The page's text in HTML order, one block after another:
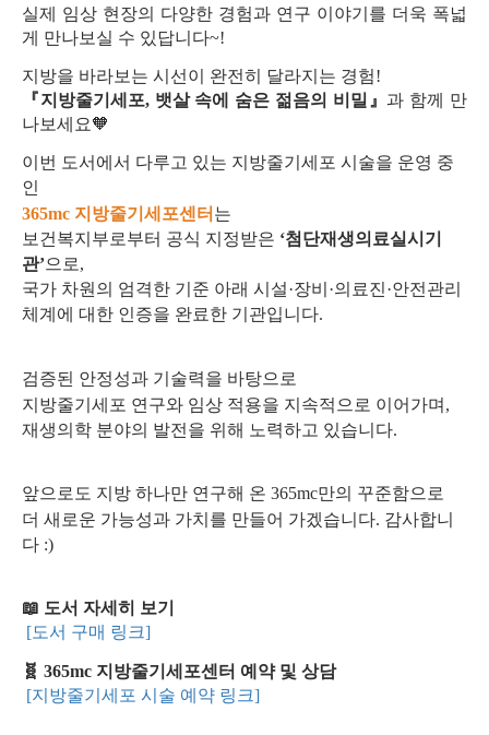
실제 임상 현장의 다양한 경험과 연구 이야기를 더욱 폭넓
게 만나보실 수 있답니다~!
지방을 바라보는 시선이 완전히 달라지는 경험!
『지방줄기세포, 뱃살 속에 숨은 젊음의 비밀』 과 함께 만
나보세요🧡
이번 도서에서 다루고 있는 지방줄기세포 시술을 운영 중
인
365mc 지방줄기세포센터 는
보건복지부로부터 공식 지정받은 ‘첨단재생의료실시기
관’으로,
국가 차원의 엄격한 기준 아래 시설·장비·의료진·안전관리
체계에 대한 인증을 완료한 기관입니다.
검증된 안정성과 기술력을 바탕으로
지방줄기세포 연구와 임상 적용을 지속적으로 이어가며,
재생의학 분야의 발전을 위해 노력하고 있습니다.
앞으로도 지방 하나만 연구해 온 365mc만의 꾸준함으로
더 새로운 가능성과 가치를 만들어 가겠습니다. 감사합니
다 :)
📖 도서 자세히 보기
[도서 구매 링크]
🧬 365mc 지방줄기세포센터 예약 및 상담
[지방줄기세포 시술 예약 링크]